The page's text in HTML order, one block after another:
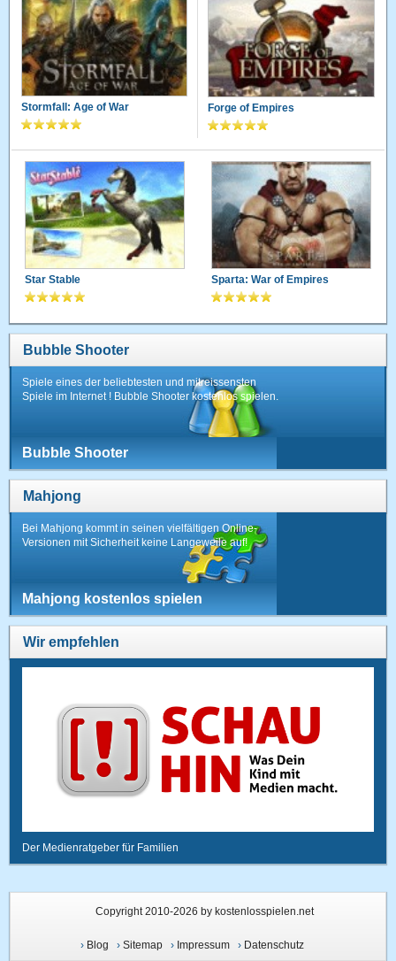
Stormfall: Age of War Forge of Empires
Star Stable Sparta: War of Empires
Bubble Shooter
Spiele eines der beliebtesten und mitreissensten
Spiele im Internet ! Bubble Shooter kostenlos spielen.
Bubble Shooter
Mahjong
Bei Mahjong kommt in seinen vielfältigen Online-
Versionen mit Sicherheit keine Langeweile auf!
Mahjong kostenlos spielen
Wir empfehlen
Der Medienratgeber für Familien
Copyright 2010-2026 by kostenlosspielen.net
› Blog › Sitemap› Impressum› Datenschutz